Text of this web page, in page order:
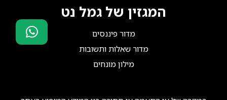
המגזין של גמל נט
מדור פיננסים
מדור שאלות ותשובות
מילון מונחים